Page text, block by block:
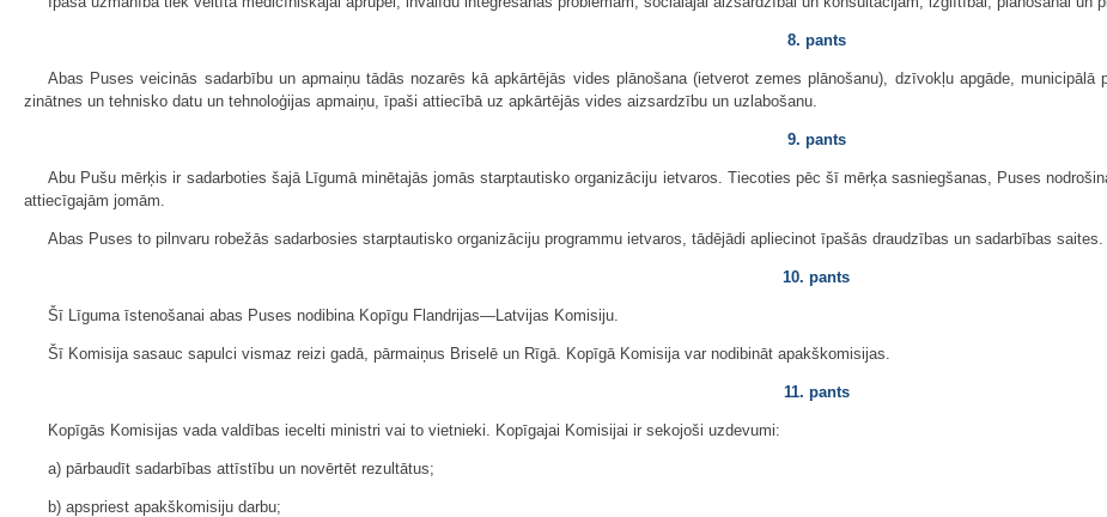
8. pants
Abas Puses veicinās sadarbību un apmaiņu tādās nozarēs kā apkārtējās vides plānošana (ietverot zemes plānošanu), dzīvokļu apgāde,
zinātnes un tehnisko datu un tehnoloģijas apmaiņu, īpaši attiecībā uz apkārtējās vides aizsardzību un uzlabošanu.
9. pants
Abu Pušu mērķis ir sadarboties šajā Līgumā minētajās jomās starptautisko organizāciju ietvaros. Tiecoties pēc šī mērķa sasniegšanas, Puses
attiecīgajām jomām.
Abas Puses to pilnvaru robežās sadarbosies starptautisko organizāciju programmu ietvaros, tādējādi apliecinot īpašās draudzības un sadarbības saites.
10. pants
Šī Līguma īstenošanai abas Puses nodibina Kopīgu Flandrijas—Latvijas Komisiju.
Šī Komisija sasauc sapulci vismaz reizi gadā, pārmaiņus Briselē un Rīgā. Kopīgā Komisija var nodibināt apakškomisijas.
11. pants
Kopīgās Komisijas vada valdības iecelti ministri vai to vietnieki. Kopīgajai Komisijai ir sekojoši uzdevumi:
a) pārbaudīt sadarbības attīstību un novērtēt rezultātus;
b) apspriest apakškomisiju darbu;